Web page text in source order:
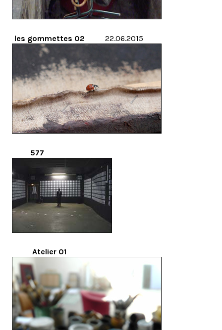
les gommettes 02 22.06.2015
577
Atelier 01